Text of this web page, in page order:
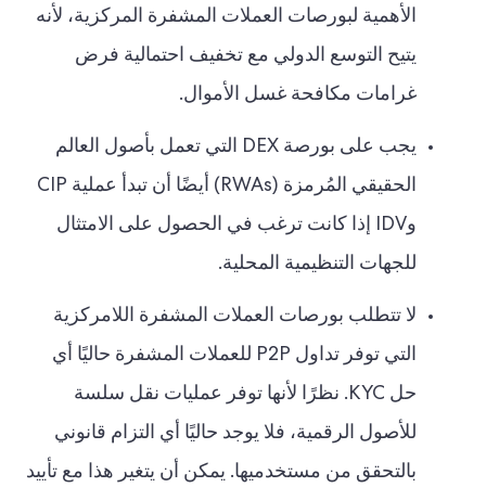
الأهمية لبورصات العملات المشفرة المركزية، لأنه
يتيح التوسع الدولي مع تخفيف احتمالية فرض
غرامات مكافحة غسل الأموال.
يجب على بورصة DEX التي تعمل بأصول العالم
الحقيقي المُرمزة (RWAs) أيضًا أن تبدأ عملية CIP
وIDV إذا كانت ترغب في الحصول على الامتثال
للجهات التنظيمية المحلية.
لا تتطلب بورصات العملات المشفرة اللامركزية
التي توفر تداول P2P للعملات المشفرة حاليًا أي
حل KYC. نظرًا لأنها توفر عمليات نقل سلسة
للأصول الرقمية، فلا يوجد حاليًا أي التزام قانوني
بالتحقق من مستخدميها. يمكن أن يتغير هذا مع تأييد